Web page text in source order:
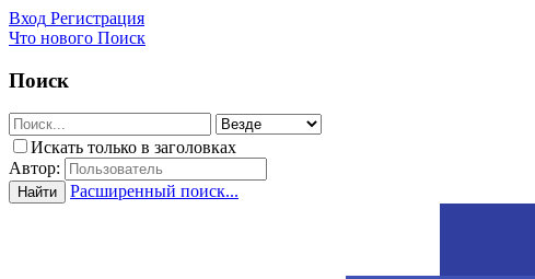
Вход Регистрация
Что нового Поиск
Поиск
Искать только в заголовках
Автор:
Найти Расширенный поиск...